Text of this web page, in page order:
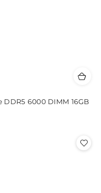
6000 DIMM 16GB